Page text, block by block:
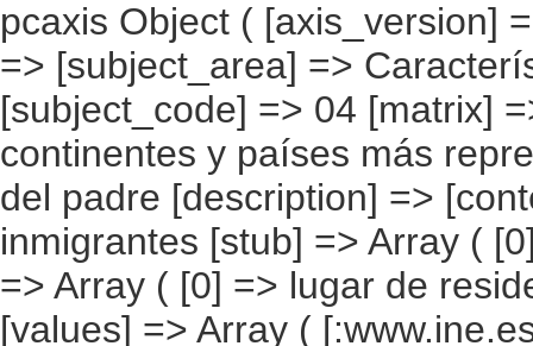
pcaxis Object ( [axis_version] => [creation_date] => 20080709 [note] => [subject_area] => Características de los inmigrantes [subject_code] => 04 [matrix] => 04014 [title] => Inmigrantes por continentes y países más representados, según lugar de residencia del padre [description] => [contents] => Inmigrantes [units] => inmigrantes [stub] => Array ( [0] => origen del inmigrante ) [heading] => Array ( [0] => lugar de residencia del padre ) [prestext] => [values] => Array ( [:www.ine.es tel: " "+34 91 5839100 "; VALUES("origen del inmigrante] => Array ( [0] => Total [1] => PAÍSES EUROPEOS SIN ESPAÑA [2] => UE 27 SIN ESPAÑA [3] => Reino Unido [4] => Alemania [5] => Rumanía y Bulgaria [6] => Resto UE 27 sin España [7] => Resto países europeos sin España [8] => PAÍSES AFRICANOS [9] => Marruecos [10] => Resto de países africanos [11] => PAÍSES AMERICANOS [12] => Estados Unidos y Canadá [13] => PAÍSES AMERICANOS SIN ESTADOS UNIDOS NI CANADÁ [14] => Ecuador [15] => Colombia [16] => Bolivia [17] => Argentina [18] => Resto de países americanos sin Estados Unidos ni Canadá [19] => PAÍSES ASIÁTICOS Y DE OCEANÍA [20] => China [21] => Resto de países asiáticos y de Oceanía ) [lugar de residencia del padre] => Array ( [0] => Total [1] => Mismo domicilio [2] => Mismo municipio [3] => Misma región [4] => Mismo país [5] => En España [6] => Otro país [7] => No tenía padre [8] => No sabe ) ) [codes] => Array ( ) [map] => Array ( ) [decimals] => 0 [showdecimals] => 0 [source] => Instituto Nacional de Estadística [contact] => INE Difusión. Internet: www.ine.es/infoine [copyright] => YES [infofile] =>